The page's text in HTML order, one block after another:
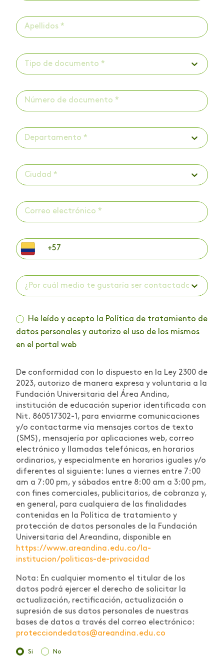
Tipo de documento *
Departamento *
Ciudad *
¿Por cuál medio te gustaría ser contactado? *
He leído y acepto la Política de tratamiento de
datos personales y autorizo el uso de los mismos
en el portal web
De conformidad con lo dispuesto en la Ley 2300 de
2023, autorizo de manera expresa y voluntaria a la
Fundación Universitaria del Área Andina,
institución de educación superior identificada con
Nit. 860517302-1, para enviarme comunicaciones
y/o contactarme vía mensajes cortos de texto
(SMS), mensajería por aplicaciones web, correo
electrónico y llamadas telefónicas, en horarios
ordinarios, y especialmente en horarios iguales y/o
diferentes al siguiente: lunes a viernes entre 7:00
am a 7:00 pm, y sábados entre 8:00 am a 3:00 pm,
con fines comerciales, publicitarios, de cobranza y,
en general, para cualquiera de las finalidades
contenidas en la Política de tratamiento y
protección de datos personales de la Fundación
Universitaria del Areandina, disponible en
https://www.areandina.edu.co/la-
institucion/politicas-de-privacidad
Nota: En cualquier momento el titular de los
datos podrá ejercer el derecho de solicitar la
actualización, rectificación, actualización o
supresión de sus datos personales de nuestras
bases de datos a través del correo electrónico:
protecciondedatos@areandina.edu.co
Si No